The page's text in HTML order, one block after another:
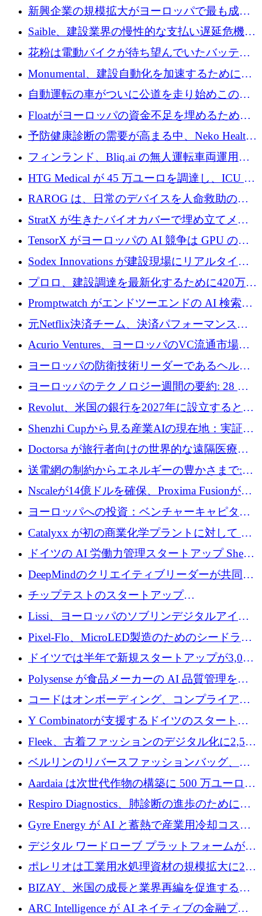
後、アムステルダムに根を張る
新興企業の規模拡大がヨーロッパで最も成功
した創業者を生み出す、アントラー氏が発見
Saible、建設業界の慢性的な支払い遅延危機に
対処するために 290 万ポンドを調達
花粉は電動バイクが待ち望んでいたバッテリ
ー交換ネットワークを構築している
Monumental、建設自動化を加速するためにシ
リーズ B で 3,200 万ドルを確保
自動運転の車がついに公道を走り始めこの国
が世界をリードしようとしている
Floatがヨーロッパの資金不足を埋めるために
シリーズAで450万ユーロを調達
予防健康診断の需要が高まる中、Neko Health
が 7 億ドルを調達
フィンランド、Bliq.ai の無人運転車両運用を
認可
HTG Medical が 45 万ユーロを調達し、ICU の
尿モニタリングを自動化するための MDR 認
証を獲得
RAROG は、日常のデバイスを人命救助の救
助ビーコンに変えるために 16 万 2,000 ユーロ
StratX が生きたバイオカバーで埋め立てメタ
ン対策に 119 万ドルを調達
TensorX がヨーロッパの AI 競争は GPU の所
有者によって決まると考える理由
Sodex Innovations が建設現場にリアルタイム
のインテリジェンスをもたらすために 400 万
ユーロを確保
プロロ、建設調達を最新化するために420万ポ
ンドを調達
Promptwatch がエンドツーエンドの AI 検索最
適化プラットフォームを拡張するために 600
万ユーロを調達
元Netflix決済チーム、決済パフォーマンスプ
ラットフォームNopanのためにこれまでに720
万ユーロを調達
Acurio Ventures、ヨーロッパのVC流通市場の
流動性を解放するために1億1,500万ユーロの
ファンドを立ち上げる
ヨーロッパの防衛技術リーダーであるヘルシ
ングは、180億ドルの評価額で18億ドルのシリ
ヨーロッパのテクノロジー週間の要約: 28 億
ユーロを超える 70 以上のテクノロジー資金調
Revolut、米国の銀行を2027年に設立すると米
国の社長が語る
Shenzhi Cupから見る産業AIの現在地：実証と
産業実装への道筋
Doctorsa が旅行者向けの世界的な遠隔医療プ
ラットフォームを拡大するために 100 万ユー
ロを調達
送電網の制約からエネルギーの豊かさまで:
Envision の Gobi X がヨーロッパの AI の未来
Nscaleが14億ドルを確保、Proxima Fusionが4
億1,100万ユーロを獲得、Invest EuropeはVCの
ヨーロッパへの投資：ベンチャーキャピタル
が過去2番目に高い水準に到達
Catalyxx が初の商業化学プラントに対して EU
から 2,000 万ユーロ以上の支援を獲得
ドイツの AI 労働力管理スタートアップ Sherpa
がプレシードで 220 万ドルを調達
DeepMindのクリエイティブリーダーが共同設
立したAIライティングのスタートアップが
1,300万ドルのシード投資を調達
チップテストのスタートアップ
QuantumDiamondsが株式資金で1,500万ユーロ
を調達
Lissi、ヨーロッパのソブリンデジタルアイデ
ンティティの未来を推進するために350万ユー
ロを調達
Pixel-Flo、MicroLED製造のためのシードラウ
ンドで525万ポンドを獲得
ドイツでは半年で新規スタートアップが3,000
社という記録を目の当たりにし、涙を流すハ
ンブルク
Polysense が食品メーカーの AI 品質管理を拡
張するために 1,070 万ドルを調達
コードはオンボーディング、コンプライアン
ス、支払いを統合するために 640 万ポンドを
Y Combinatorが支援するドイツのスタートア
ップFintoが340万ドルを調達、シリコンバレ
ーではなくミュンヘンを選んだと語る
Fleek、古着ファッションのデジタル化に2,500
万ドルを確保
ベルリンのリバースファッションバッグ、繊
維仕分け規模拡大に7桁の資金調達
Aardaia は次世代作物の構築に 500 万ユーロを
寄付
Respiro Diagnostics、肺診断の進歩のために
100 万ポンドを確保
Gyre Energy が AI と蓄熱で産業用冷却コスト
を削減するために 130 万ドルを調達
デジタル ワードローブ プラットフォームが
1,000 万人のユーザーに到達し、Whering が
700 万ドルを獲得
ポレリオは工業用水処理資材の規模拡大に240
万ユーロを確保
BIZAY、米国の成長と業界再編を促進するた
めに5,500万ドルを確保
ARC Intelligence が AI ネイティブの金融プラ